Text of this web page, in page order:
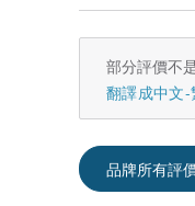
部分評價不
翻譯成中文-
品牌所有評